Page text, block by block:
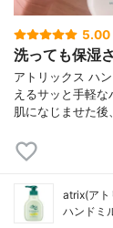
5.00
洗っても保湿
アトリックス ハ
えるサッと手軽
肌になじませた
atrix(アト
ハンドミ